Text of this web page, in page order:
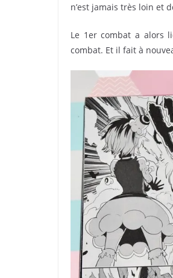
n’est jamais très loin et
Le 1er combat a alors
combat. Et il fait à